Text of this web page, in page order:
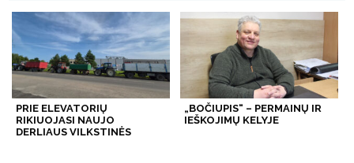
PRIE ELEVATORIŲ
RIKIUOJASI NAUJO
DERLIAUS VILKSTINĖS
„BOČIUPIS“ – PERMAINŲ IR
IEŠKOJIMŲ KELYJE